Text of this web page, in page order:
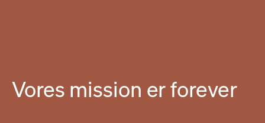
Vores mission er forever